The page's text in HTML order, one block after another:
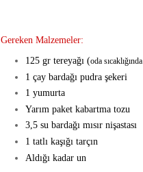
Gereken Malzemeler:
125 gr tereyağı (oda
1 çay bardağı pudra şekeri
1 yumurta
Yarım paket kabartma tozu
3,5 su bardağı mısır nişastası
1 tatlı kaşığı tarçın
Aldığı kadar un